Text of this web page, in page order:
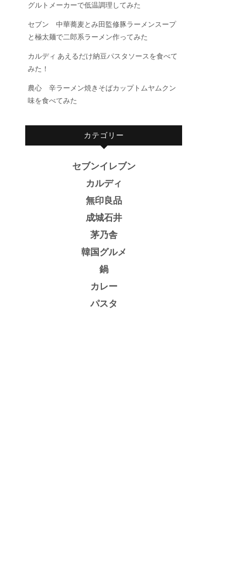
グルトメーカーで低温調理してみた
セブン 中華蕎麦とみ田監修豚ラーメンスープ
と極太麺で二郎系ラーメン作ってみた
カルディ あえるだけ納豆パスタソースを食べて
みた！
農心 辛ラーメン焼きそばカップトムヤムクン
味を食べてみた
カテゴリー
セブンイレブン
カルディ
無印良品
成城石井
茅乃舎
韓国グルメ
鍋
カレー
パスタ